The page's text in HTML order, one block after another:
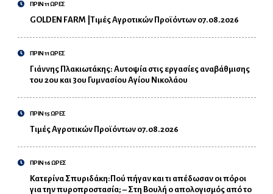
ΠΡΙΝ 11 ΩΡΕΣ
GOLDEN FARM |Τιμές Αγροτικών Προϊόντων 07.08.2026
ΠΡΙΝ 11 ΩΡΕΣ
Γιάννης Πλακιωτάκης: Αυτοψία στις εργασίες αναβάθμισης
του 2ου και 3ου Γυμνασίου Αγίου Νικολάου
ΠΡΙΝ 15 ΩΡΕΣ
Τιμές Αγροτικών Προϊόντων 07.08.2026
ΠΡΙΝ 16 ΩΡΕΣ
Κατερίνα Σπυριδάκη:Πού πήγαν και τι απέδωσαν οι πόροι
για την πυροπροστασία; – Στη Βουλή ο απολογισμός από το